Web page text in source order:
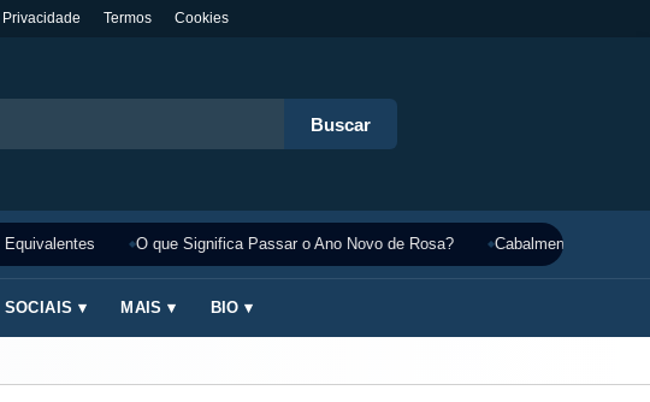
Privacidade Termos Cookies
Buscar
O que Significa Passar o Ano Novo de Rosa? Cabalmente
SOCIAIS ▾ MAIS ▾ BIO ▾